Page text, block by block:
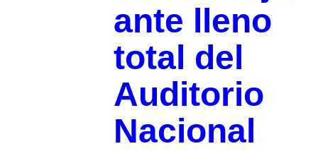
ante lleno
total del
Auditorio
Nacional